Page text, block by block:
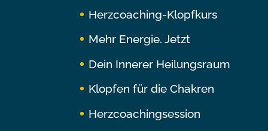
Herzcoaching-Klopfkurs
Mehr Energie. Jetzt
Dein Innerer Heilungsraum
Klopfen für die Chakren
Herzcoachingsession